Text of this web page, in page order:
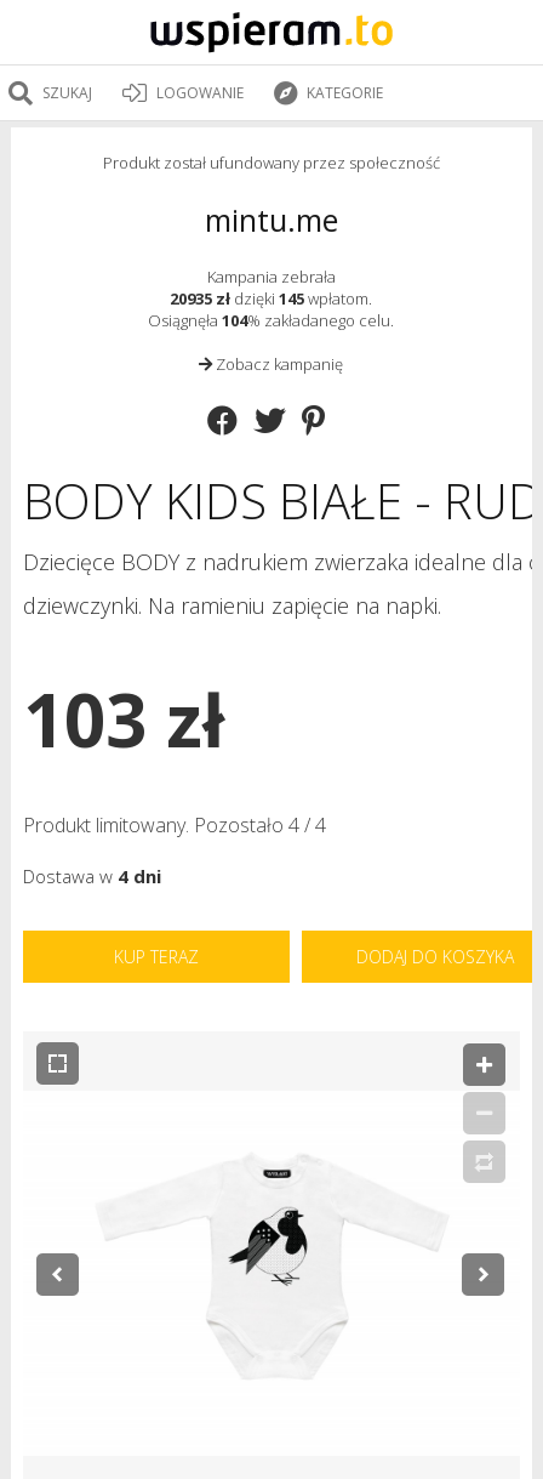
SZUKAJ LOGOWANIE KATEGORIE
Produkt został ufundowany przez społeczność
mintu.me
Kampania zebrała
20935 zł dzięki145wpłatom.
Osiągnęła104% zakładanego celu.
Zobacz kampanię
BODY KIDS BIAŁE -
Dziecięce BODY z nadrukiem zwierzaka idealne dla
dziewczynki. Na ramieniu zapięcie na napki.
103 zł
Produkt limitowany. Pozostało 4 / 4
Dostawa w 4 dni
KUP TERAZ DODAJ DO KOSZYKA